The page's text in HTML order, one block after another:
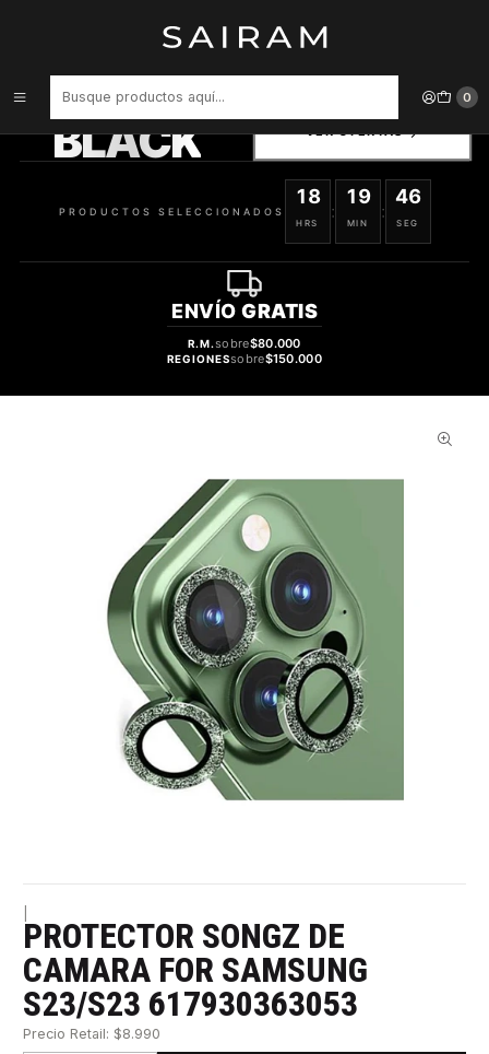
0
Protector Songz De Camara For Samsung S23/S23 617930363053
BLACK
SELECCIONADOS
PRODUCTOS SELECCIONADOS
18
HRS
:
19
MIN
:
45
SEG
ENVÍO GRATIS
R.M.sobre$80.000
REGIONESsobre$150.000
PROTECTOR SONGZ DE
CAMARA FOR SAMSUNG
S23/S23 617930363053
Precio Retail: $8.990